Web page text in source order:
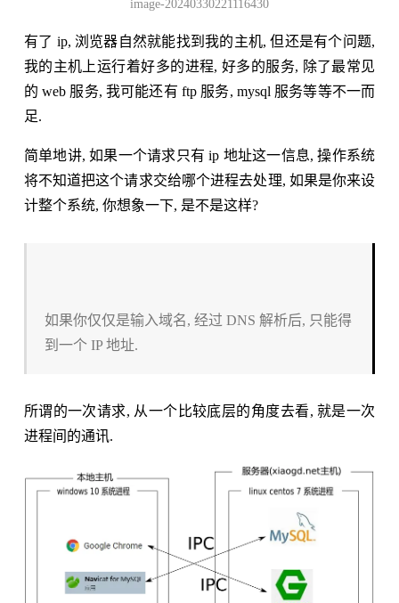
image-20240330221116430
有了 ip, 浏览器自然就能找到我的主机, 但还是有个问题,
我的主机上运行着好多的进程, 好多的服务, 除了最常见
的 web 服务, 我可能还有 ftp 服务, mysql 服务等等不一而
足.
简单地讲, 如果一个请求只有 ip 地址这一信息, 操作系统
将不知道把这个请求交给哪个进程去处理, 如果是你来设
计整个系统, 你想象一下, 是不是这样?
如果你仅仅是输入域名, 经过 DNS 解析后, 只能得
到一个 IP 地址.
所谓的一次请求, 从一个比较底层的角度去看, 就是一次
进程间的通讯.